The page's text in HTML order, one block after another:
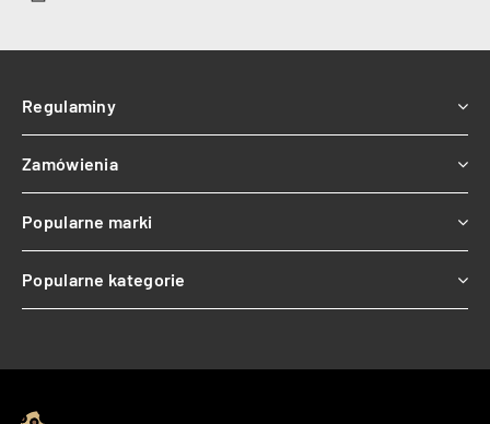
Regulaminy
Zamówienia
Popularne marki
Popularne kategorie